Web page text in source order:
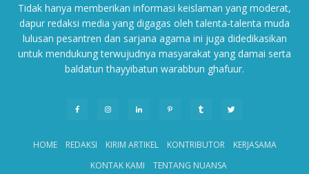
Tidak hanya memberikan informasi keislaman yang moderat,
dapur redaksi media yang digagas oleh talenta-talenta muda
lulusan pesantren dan sarjana agama ini juga didedikasikan
untuk mendukung terwujudnya masyarakat yang damai serta
baldatun thayyibatun warabbun ghafuur.
HOME REDAKSI KIRIM ARTIKEL KONTRIBUTOR
KERJASAMA
KONTAK KAMI
TENTANG NUANSA